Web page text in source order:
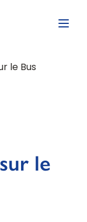
le Bus
le